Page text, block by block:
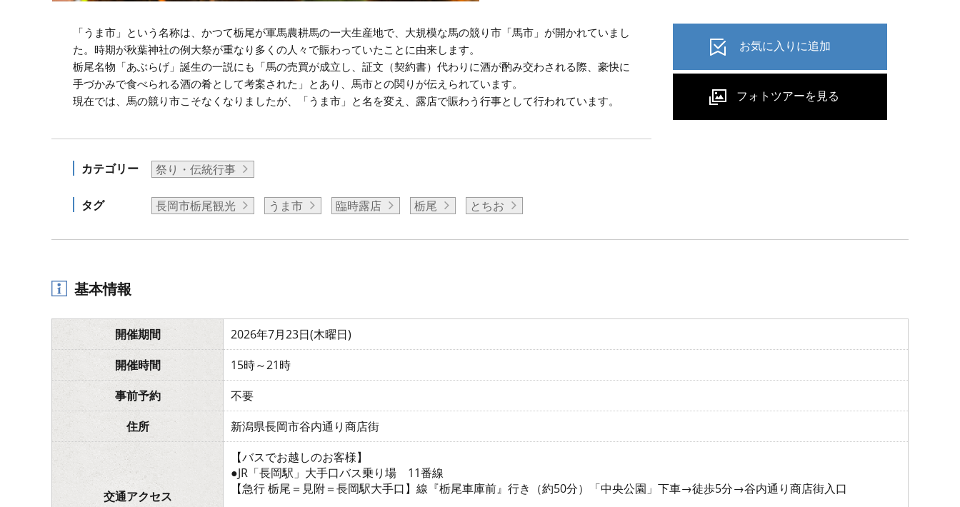
「うま市」という名称は、かつて栃尾が軍馬農耕馬の一大生産地で、大規模な馬の競り市「馬市」が開かれていまし
た。時期が秋葉神社の例大祭が重なり多くの人々で賑わっていたことに由来します。
栃尾名物「あぶらげ」誕生の一説にも「馬の売買が成立し、証文（契約書）代わりに酒が酌み交わされる際、豪快に
手づかみで食べられる酒の肴として考案された」とあり、馬市との関りが伝えられています。
現在では、馬の競り市こそなくなりましたが、「うま市」と名を変え、露店で賑わう行事として行われています。
カテゴリー 祭り・伝統行事
タグ 長岡市栃尾観光 うま市 臨時露店 栃尾 とちお
基本情報
開催期間
2026年7月23日(木曜日)
開催時間
15時～21時
事前予約
不要
住所
新潟県長岡市谷内通り商店街
交通アクセス
【バスでお越しのお客様】
●JR「長岡駅」大手口バス乗り場 11番線
【急行 栃尾＝見附＝長岡駅大手口】線『栃尾車庫前』行き（約50分）「中央公園」下車→徒歩5分→谷内通り商店街入口